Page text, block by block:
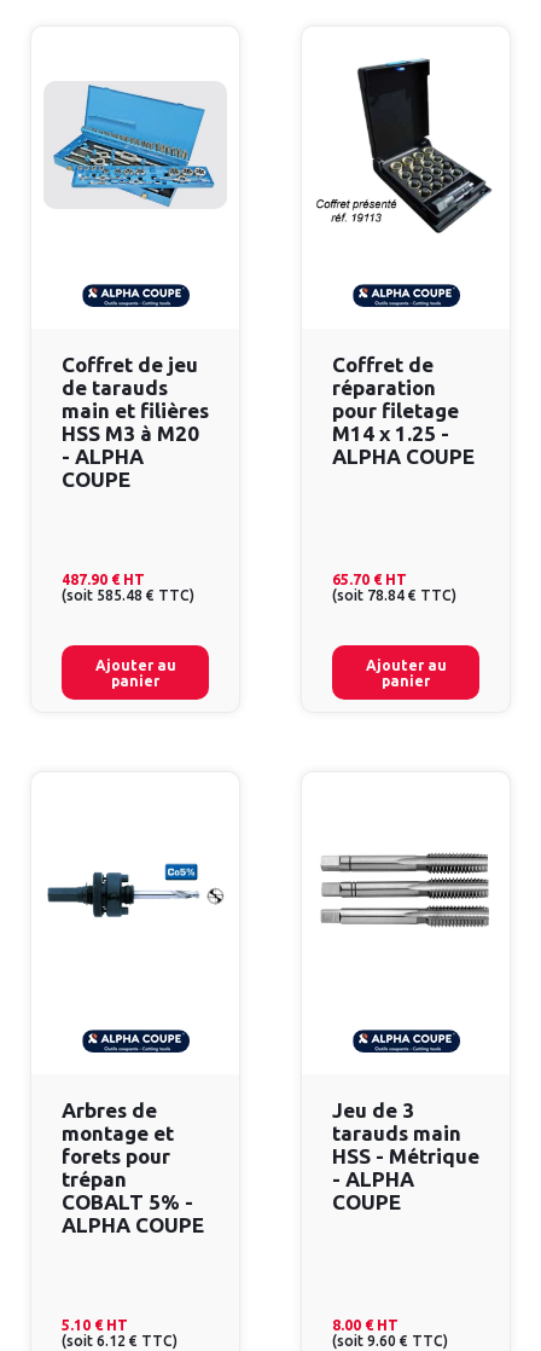
Coffret de jeu
de tarauds
main et filières
HSS M3 à M20
- ALPHA
COUPE
487.90 € HT
(soit 585.48 € TTC)
Ajouter au
panier
Coffret de
réparation
pour filetage
M14 x 1.25 -
ALPHA COUPE
65.70 € HT
(soit 78.84 € TTC)
Ajouter au
panier
Arbres de
montage et
forets pour
trépan
COBALT 5% -
ALPHA COUPE
5.10 € HT
(soit 6.12 € TTC)
Jeu de 3
tarauds main
HSS - Métrique
- ALPHA
COUPE
8.00 € HT
(soit 9.60 € TTC)